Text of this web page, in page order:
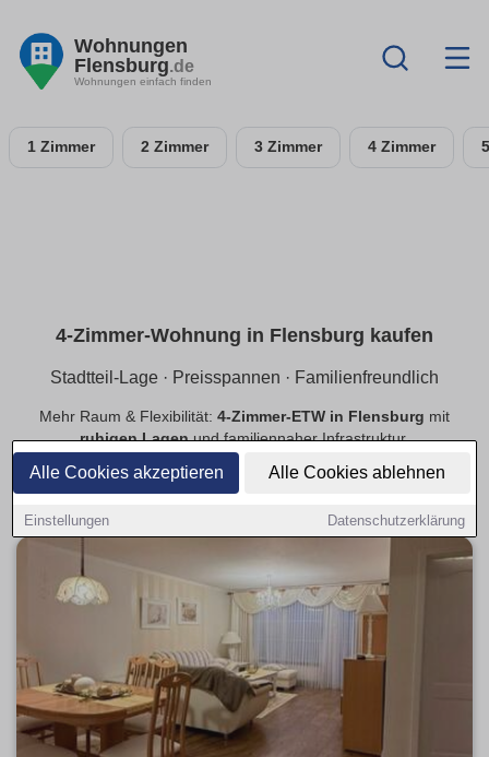
Alle Cookies akzeptieren Alle Cookies ablehnen
Einstellungen Datenschutzerklärung
Wohnungen
Flensburg.de
Wohnungen einfach finden
1 Zimmer 2 Zimmer 3 Zimmer 4 Zimmer
4-Zimmer-Wohnung in Flensburg kaufen
Stadtteil-Lage · Preisspannen · Familienfreundlich
Mehr Raum & Flexibilität: 4-Zimmer-ETW in Flensburg mit
ruhigen Lagenund familiennaher Infrastruktur.
provisionsfrei
Vergleich.